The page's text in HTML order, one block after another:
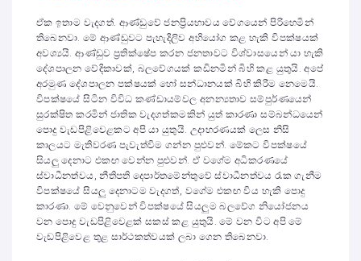
ඒක ඉතාම වැදගත්. ආණ්ඩුවේ ජනප්‍රියභාවය වේගයෙන් පිරිහෙමින්
තිබෙනවා. මේ ආණ්ඩුවට පැහැදිලිව අභියෝග කළ හැකි විපක්ෂයක්
අවශ්‍යයි. ආණ්ඩුව ප්‍රතික්ෂේප කරන ජනතාවට විශ්වාසයෙන් යා හැකි
දේශපාලන වේදිකාවක්, බලවේගයක් කඩිනමින් බිහි කළ යුතුයි. අපේ
අරමුණ දේශපාලන පක්ෂයක් හෝ සන්ධානයක් බිහි කිරීම නෙමෙයි.
විපක්ෂයේ සිටින විවිධ කණ්ඩායම්වල අනන්‍යතාව සම්පුර්ණයෙන්
සුරක්ෂිත කරමින් ජාතික වැදගත්කමකින් යුත් කාරණා සම්බන්ධයෙන්
පොදු වැඩපිළිවෙළකට අපි යා යුතුයි. උදාහරණයක් ලෙස නිසි
කාලයට මැතිවරණ පැවැත්විම ගන්න පුළුවන්. මේකට විපක්ෂයේ
සියලු දෙනාට එකඟ වෙන්න පුළුවන්. ඒ වගේම අධිකරණයේ
ස්වාධීනත්වය, නීතිපති දෙපාර්තමේන්තුවේ ස්වාධීනත්වය රැක ගැනීම
විපක්ෂයේ සියලු දෙනාටම වැදගත්, වගේම එකඟ විය හැකි පොදු
කාරණා. මේ වෙනුවෙන් විපක්ෂයේ සියලුම බලවේග නියෝජනය
වන පොදු වැඩපිළිවෙළක් සකස් කළ යුතුයි. මේ වන විට අපි මේ
වැඩපිළිවෙළ තුළ සාර්ථකත්වයක් ලබා ගෙන තිබෙනවා.